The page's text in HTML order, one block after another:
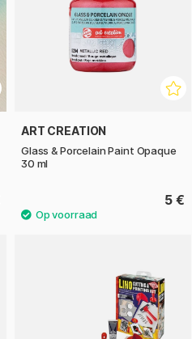
ART CREATION
Glass & Porcelain Paint Opaque
30 ml
5 €